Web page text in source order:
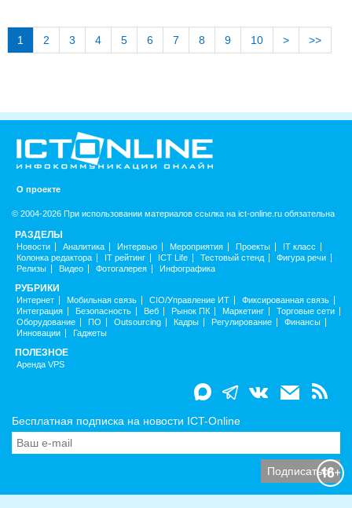
1 2 3 4 5 6 7 8 9 10 > >>
О проекте
© 2004-2026 При использовании материалов ссылка на ict-online.ru обязательна
РАЗДЕЛЫ
Новости Аналитика Интервью Мероприятия Проекты
IT класс
Колонка редактора
IT рейтинг ICT Life Тестовый стенд
Фигура речи
Релизы
Видео Фотогалерея Инфографика
РУБРИКИ
Интернет Мобильная связь CIO/Управление ИТ
Фиксированная связь
Интеграция
Безопасность Веб Рынок ПК Маркетинг
Торговые сети
Оборудование
ПО Outsourcing Кадры Регулирование
Финансы
Инновации
Гаджеты
ПОЛЕЗНОЕ
Аренда VPS
Бесплатная подписка на новости ICT-Online